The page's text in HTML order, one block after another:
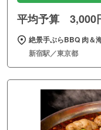
平均予算 3,000
絶景手ぶらBBQ 肉＆
新宿駅／東京都